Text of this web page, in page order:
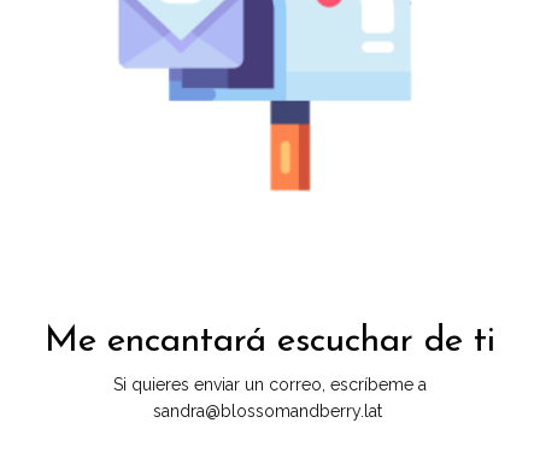
Me encantará escuchar de ti
Si quieres enviar un correo, escríbeme a
sandra@blossomandberry.lat